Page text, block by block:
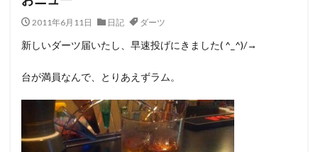
2011年6月11日 日記 ダーツ
新しいダーツ届いたし、早速投げにきました( ^_^)/→
台が満員なんで、とりあえずラム。